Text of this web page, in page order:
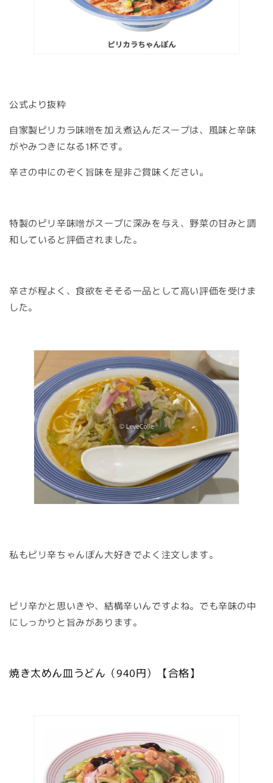
公式より抜粋
自家製ピリカラ味噌を加え煮込んだスープは、風味と辛味
がやみつきになる1杯です。
辛さの中にのぞく旨味を是非ご賞味ください。
特製のピリ辛味噌がスープに深みを与え、野菜の甘みと調
和していると評価されました。
辛さが程よく、食欲をそそる一品として高い評価を受けま
した。
私もピリ辛ちゃんぽん大好きでよく注文します。
ピリ辛かと思いきや、結構辛いんですよね。でも辛味の中
にしっかりと旨みがあります。
焼き太めん皿うどん（940円）【合格】